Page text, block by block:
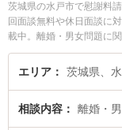
茨城県の水戸市で慰謝料
回面談無料や休日面談に
載中。離婚・男女問題に
絞り込み検索もでき便利
やベリーベスト法律事務
た側のトラブルを今すぐ
ブル解決の実績豊富な近
エリア 茨城県、
相談内容 離婚・